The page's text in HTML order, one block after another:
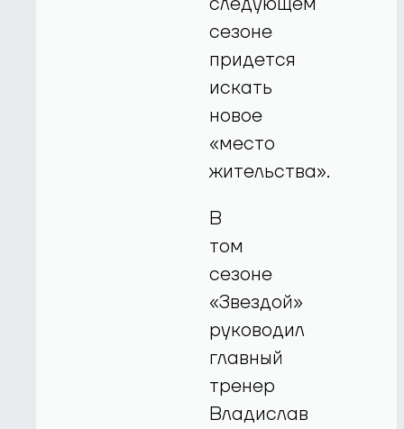
сезоне
придется
искать
новое
«место
жительства».
В
том
сезоне
«Звездой»
руководил
главный
тренер
Владислав